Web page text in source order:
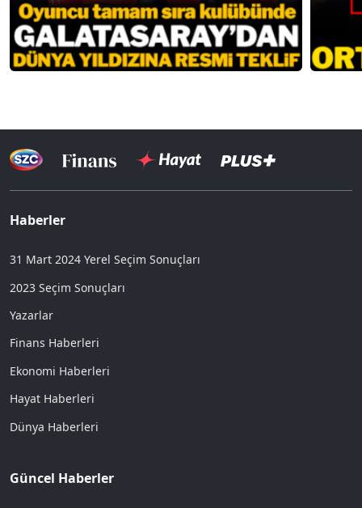
Haberler
31 Mart 2024 Yerel Seçim Sonuçları
2023 Seçim Sonuçları
Yazarlar
Finans Haberleri
Ekonomi Haberleri
Hayat Haberleri
Dünya Haberleri
Güncel Haberler